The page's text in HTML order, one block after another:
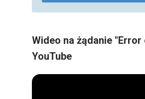
Wideo na żądanie "Error
YouTube